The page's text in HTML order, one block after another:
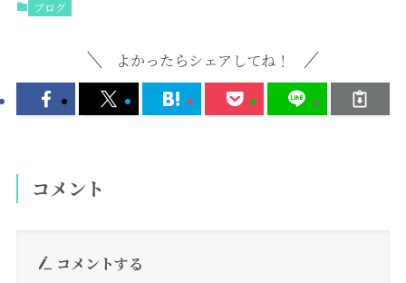
ブログ
よかったらシェアしてね！
コメント
コメントする